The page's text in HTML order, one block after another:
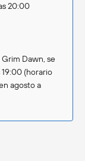
20:00
Dawn, se
19:00 (horario
agosto a